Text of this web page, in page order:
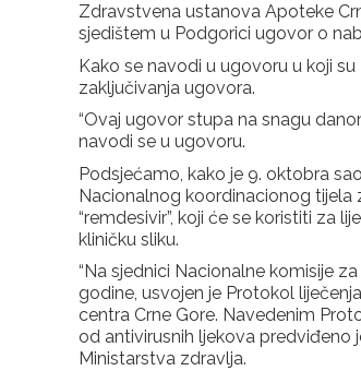
Zdravstvena ustanova Apoteke
sjedištem u Podgorici ugovor o
Kako se navodi u ugovoru u koji
zaključivanja ugovora.
“Ovaj ugovor stupa na snagu
navodi se u ugovoru.
Podsjećamo, kako je 9. oktobra
Nacionalnog koordinacionog
“remdesivir”, koji će se koristiti za
kliničku sliku.
“Na sjednici Nacionalne komisije
godine, usvojen je Protokol
centra Crne Gore. Navedenim
od antivirusnih ljekova predviđeno
Ministarstva zdravlja.